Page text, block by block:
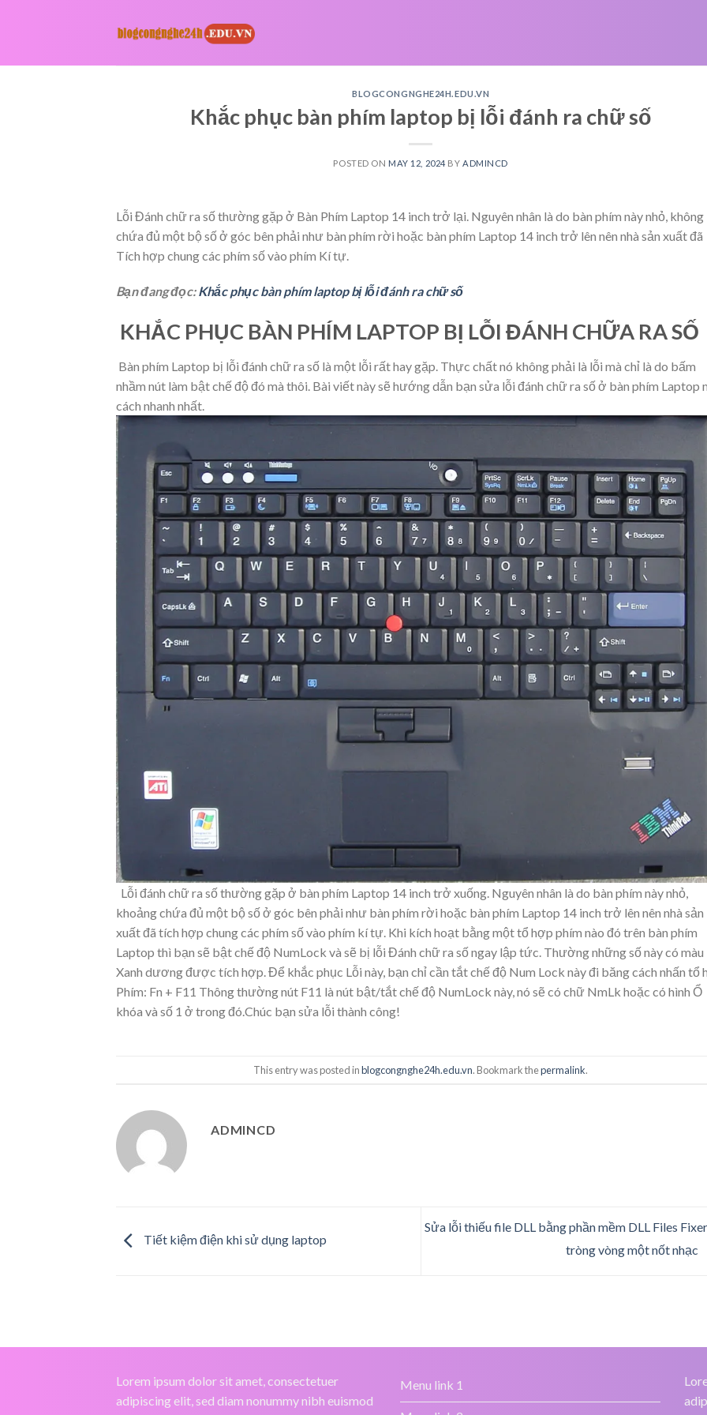
BLOGCONGNGHE24H.EDU.VN
Khắc phục bàn phím laptop bị lỗi đánh ra chữ số
POSTED ON MAY 12, 2024 BY ADMINCD
Lỗi Đánh chữ ra số thường gặp ở Bàn Phím Laptop 14 inch trở lại. Nguyên nhân là do bàn phím này nhỏ, không
chứa đủ một bộ số ở góc bên phải như bàn phím rời hoặc bàn phím Laptop 14 inch trở lên nên nhà sản xuất đã
Tích hợp chung các phím số vào phím Kí tự.
Bạn đang đọc:Khắc phục bàn phím laptop bị lỗi đánh ra chữ số
KHẮC PHỤC BÀN PHÍM LAPTOP BỊ LỖI ĐÁNH CHỮA RA SỐ
Bàn phím Laptop bị lỗi đánh chữ ra số là một lỗi rất hay gặp. Thực chất nó không phải là lỗi mà chỉ là do bấm
nhầm nút làm bật chế độ đó mà thôi. Bài viết này sẽ hướng dẫn bạn sửa lỗi đánh chữ ra số ở bàn phím Laptop
cách nhanh nhất.
Lỗi đánh chữ ra số thường gặp ở bàn phím Laptop 14 inch trở xuống. Nguyên nhân là do bàn phím này nhỏ,
khoảng chứa đủ một bộ số ở góc bên phải như bàn phím rời hoặc bàn phím Laptop 14 inch trở lên nên nhà sản
xuất đã tích hợp chung các phím số vào phím kí tự. Khi kích hoạt bằng một tổ hợp phím nào đó trên bàn phím
Laptop thì bạn sẽ bật chế độ NumLock và sẽ bị lỗi Đánh chữ ra số ngay lập tức. Thường những số này có màu
Xanh dương được tích hợp. Để khắc phục Lỗi này, bạn chỉ cần tắt chế độ Num Lock này đi băng cách nhấn tổ
Phím: Fn + F11 Thông thường nút F11 là nút bật/tắt chế độ NumLock này, nó sẽ có chữ NmLk hoặc có hình Ổ
khóa và số 1 ở trong đó.Chúc bạn sửa lỗi thành công!
This entry was posted inblogcongnghe24h.edu.vn. Bookmark thepermalink.
ADMINCD
Tiết kiệm điện khi sử dụng laptop
Sửa lỗi thiếu file DLL bằng phần mềm DLL Files
tròng vòng một nốt nhạc
Lorem ipsum dolor sit amet, consectetuer
adipiscing elit, sed diam nonummy nibh euismod
Menu link 1